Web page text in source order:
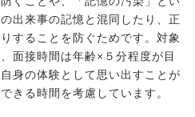
出来事の記憶と混同したり、正
することを防ぐためです。対象
面接時間は年齢×５分程度が目
身の体験として思い出すことが
きる時間を考慮しています。